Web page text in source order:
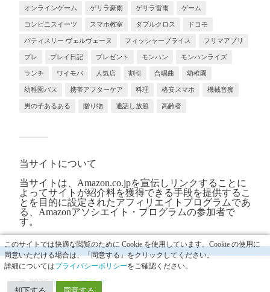
オンラインゲーム ゲリラ豪雨 ゲリラ雷雨 ゲーム
コンビニスイーツ スマホ教室 ダブルクロス ドコモ
パティスリー ヴェルヴェーヌ フィッシャープライス フリマアプリ
プレ プレイ日記 プレゼント モンハン モンハンライズ
ランチ ワイモバ 人気店 割引 合唱曲 幼稚園
幼稚園バス 携帯アフターケア 料理 格安スマホ 機械音痴
男の子あるある 贈り物 通話し放題 高齢者
当サイトについて
当サイトは、Amazon.co.jpを宣伝しリンクすることに
よってサイトが紹介料を獲得できる手段を提供するこ
とを目的に設定されたアフィリエイトプログラムであ
る、Amazonアソシエイト・プログラムの参加者で
す。
© 2026fuefukiブログ
このサイトでは快適な閲覧のために Cookie を使用しています。Cookie の使用に
同意いただける場合は、「同意する」をクリックしてください。
詳細についてはプライバシーポリシーをご確認ください。